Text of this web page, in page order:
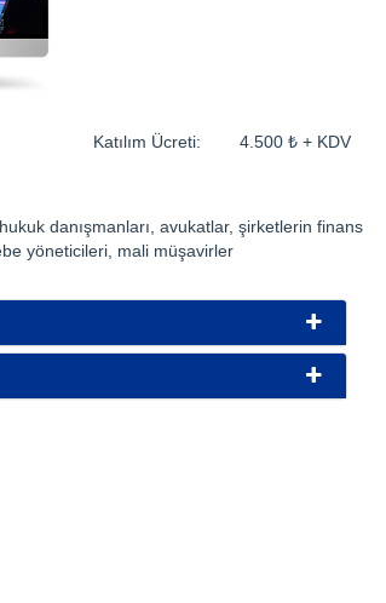
Katılım Ücreti: 4.500 ₺ + KDV
danışmanları, avukatlar, şirketlerin finans
yöneticileri, mali müşavirler